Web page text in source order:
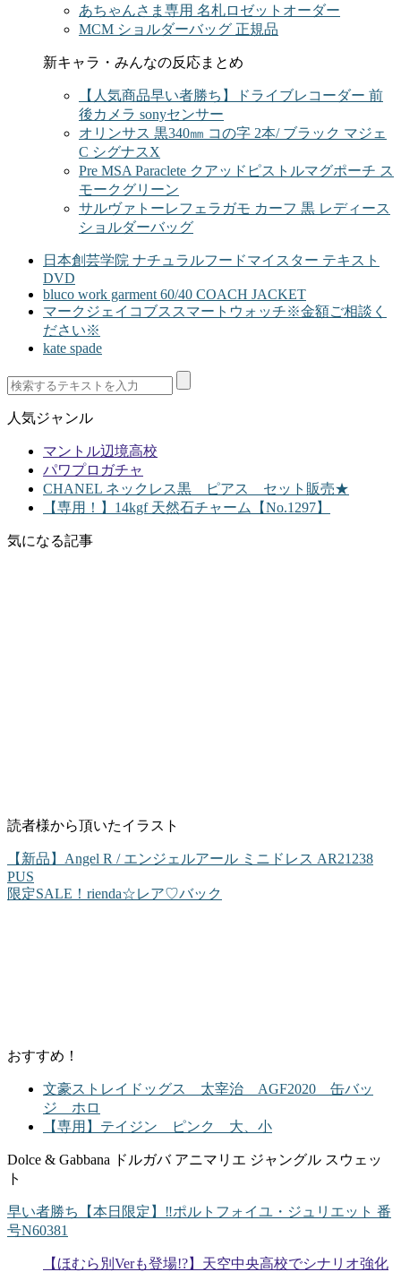
あちゃんさま専用 名札ロゼットオーダー
MCM ショルダーバッグ 正規品
新キャラ・みんなの反応まとめ
【人気商品早い者勝ち】ドライブレコーダー 前
後カメラ sonyセンサー
オリンサス 黒340㎜ コの字 2本/ ブラック マジェ
C シグナスX
Pre MSA Paraclete クアッドピストルマグポーチ ス
モークグリーン
サルヴァトーレフェラガモ カーフ 黒 レディース
ショルダーバッグ
日本創芸学院 ナチュラルフードマイスター テキスト
DVD
bluco work garment 60/40 COACH JACKET
マークジェイコブススマートウォッチ※金額ご相談く
ださい※
kate spade
人気ジャンル
マントル辺境高校
パワプロガチャ
CHANEL ネックレス黒 ピアス セット販売★
【専用！】14kgf 天然石チャーム【No.1297】
気になる記事
読者様から頂いたイラスト
【新品】Angel R / エンジェルアール ミニドレス AR21238
PUS
限定SALE！rienda☆レア♡バック
おすすめ！
文豪ストレイドッグス 太宰治 AGF2020 缶バッ
ジ ホロ
【専用】テイジン ピンク 大、小
Dolce & Gabbana ドルガバ アニマリエ ジャングル スウェッ
ト
早い者勝ち【本日限定】‼️ポルトフォイユ・ジュリエット 番
号N60381
【ほむら別Verも登場!?】天空中央高校でシナリオ強化